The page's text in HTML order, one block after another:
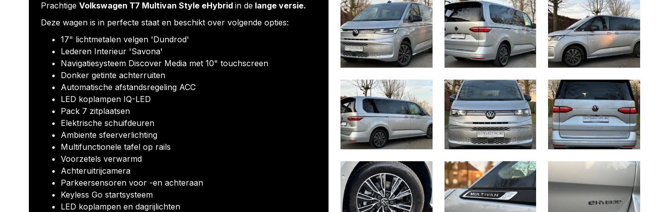
Prachtige Volkswagen T7 Multivan Style eHybrid in de lange versie.
Deze wagen is in perfecte staat en beschikt over volgende opties:
17" lichtmetalen velgen 'Dundrod'
Lederen Interieur 'Savona'
Navigatiesysteem Discover Media met 10" touchscreen
Donker getinte achterruiten
Automatische afstandsregeling ACC
LED koplampen IQ-LED
Pack 7 zitplaatsen
Elektrische schuifdeuren
Ambiente sfeerverlichting
Multifunctionele tafel op rails
Voorzetels verwarmd
Achteruitrijcamera
Parkeersensoren voor -en achteraan
Keyless Go startsysteem
LED koplampen en dagrijlichten